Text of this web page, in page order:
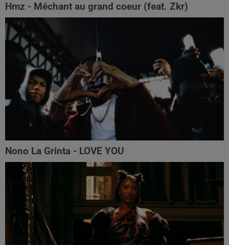
Hmz - Méchant au grand coeur (feat. Zkr)
Nono La Grinta - LOVE YOU